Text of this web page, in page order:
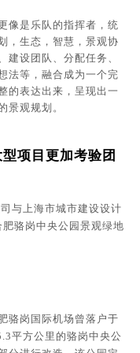
像是乐队的指挥者，统
，生态，智慧，景观协
建设团队、分配任务、
法等，融合成为一个完
的表达出来，呈现出一
景观规划。
项目更加考验团
与上海市城市建设设计
骆岗中央公园景观绿地
骆岗国际机场曾落户于
平方公里的骆岗中央公